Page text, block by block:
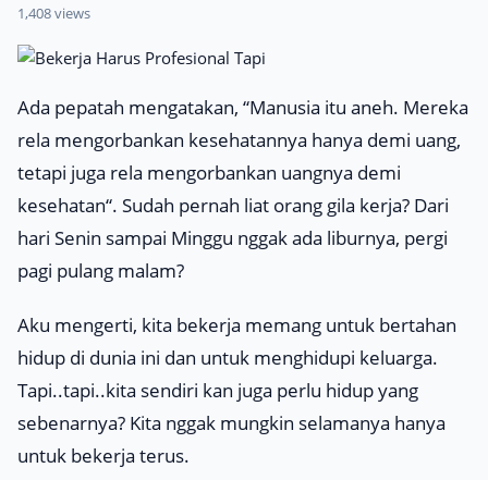
1,408 views
Ada pepatah mengatakan, “Manusia itu aneh. Mereka
rela mengorbankan kesehatannya hanya demi uang,
tetapi juga rela mengorbankan uangnya demi
kesehatan“. Sudah pernah liat orang gila kerja? Dari
hari Senin sampai Minggu nggak ada liburnya, pergi
pagi pulang malam?
Aku mengerti, kita bekerja memang untuk bertahan
hidup di dunia ini dan untuk menghidupi keluarga.
Tapi..tapi..kita sendiri kan juga perlu hidup yang
sebenarnya? Kita nggak mungkin selamanya hanya
untuk bekerja terus.